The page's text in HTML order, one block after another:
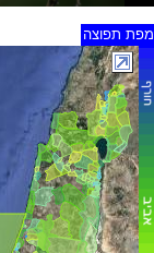
מפת תפוצה